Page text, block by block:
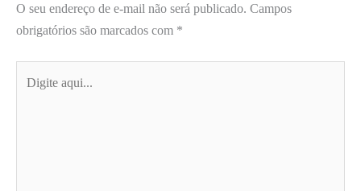
O seu endereço de e-mail não será publicado. Campos
obrigatórios são marcados com *
aqui...